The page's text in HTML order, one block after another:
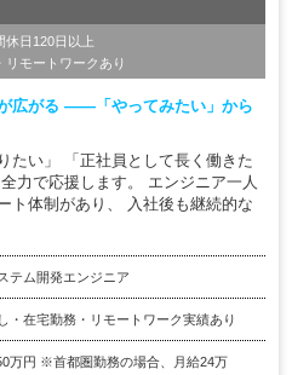
休日120日以上
リモートワークあり
広がる ――「やってみたい」から
たい」 「正社員として長く働きた
力で応援します。 エンジニア一人
ト体制があり、 入社後も継続的な
テム開発エンジニア
・在宅勤務・リモートワーク実績あり
万円 ※首都圏勤務の場合、月給24万